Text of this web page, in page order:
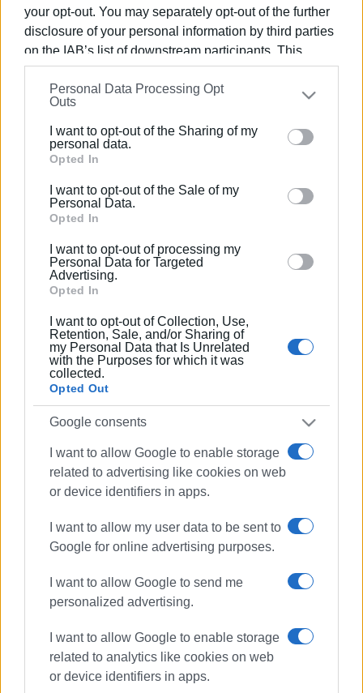
your opt-out. You may separately opt-out of the further
disclosure of your personal information by third parties
on the IAB’s list of downstream participants. This
information may also be disclosed by us to third parties
on theIAB’s List of Downstream Participants
that may
further disclose it to other third parties.
Please note that this website/app uses one or more
Google services and may gather and store information
behaviour. You may click to grant or deny consent to
Google and its third-party tags to use your data for
section.
Personal Data Processing Opt
Outs
I want to opt-out of the Sharing of my
personal data.
Opted In
I want to opt-out of the Sale of my
Personal Data.
Opted In
I want to opt-out of processing my
Personal Data for Targeted
Advertising.
Opted In
I want to opt-out of Collection, Use,
Retention, Sale, and/or Sharing of
my Personal Data that Is Unrelated
with the Purposes for which it was
collected.
Opted Out
Google consents
I want to allow Google to enable storage
related to advertising like cookies on web
or device identifiers in apps.
I want to allow my user data to be sent to
Google for online advertising purposes.
I want to allow Google to send me
personalized advertising.
I want to allow Google to enable storage
related to analytics like cookies on web
or device identifiers in apps.
20 ΙΟΥΛΊΟΥ 2020/12:05
Η The Attic Gallery παρουσιάζει:
Χρώμα σε νερό 4 -Η απήδαλος ναύς
Ομαδική Έκθεση «6 εικαστικοί, 6
οπτικές, 6 διαδρομές» στο The Attic
00:00
καλλιτεχνών στο The Attic Gallery
03 ΜΑΪ́ΟΥ 2019/00:00
The Attic Gallery: Ανοιχτή διάλεξη &
Masterclass κινηματογράφου
13 ΑΠΡΙΛΊΟΥ 2019
Έκθεση αγιογραφίας «Μακαρισμοί»
Gallery
Παρουσίαση του νέου βιβλίου της
Λιάνας Τσιρίδου «Δύο αυγά μάτια»